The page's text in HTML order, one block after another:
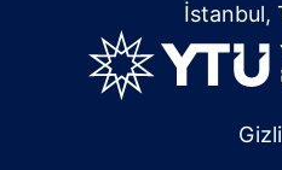
İstanbul,